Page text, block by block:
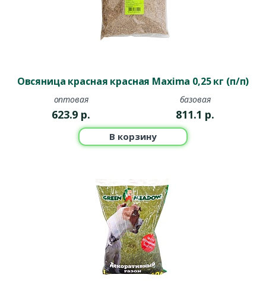
Овсяница красная красная Мaxima 0,25 кг (п/п)
оптовая
623.9 р.
базовая
811.1 р.
В корзину